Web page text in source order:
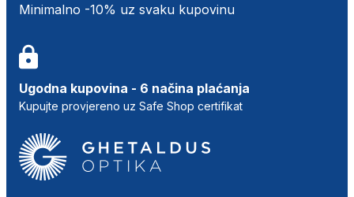
Minimalno -10% uz svaku kupovinu
Ugodna kupovina - 6 načina plaćanja
Kupujte provjereno uz Safe Shop certifikat